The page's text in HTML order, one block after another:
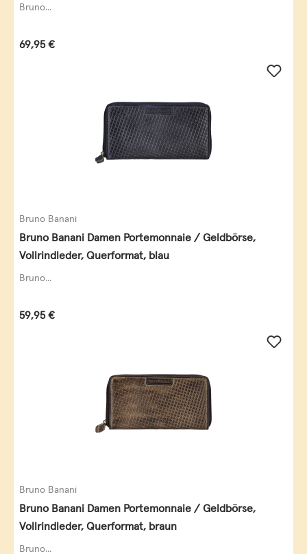
Bruno...
Regulärer Preis:
69,95 €
Bruno Banani
Bruno Banani Damen Portemonnaie / Geldbörse,
Vollrindleder, Querformat, blau
Bruno...
Regulärer Preis:
59,95 €
Bruno Banani
Bruno Banani Damen Portemonnaie / Geldbörse,
Vollrindleder, Querformat, braun
Bruno...